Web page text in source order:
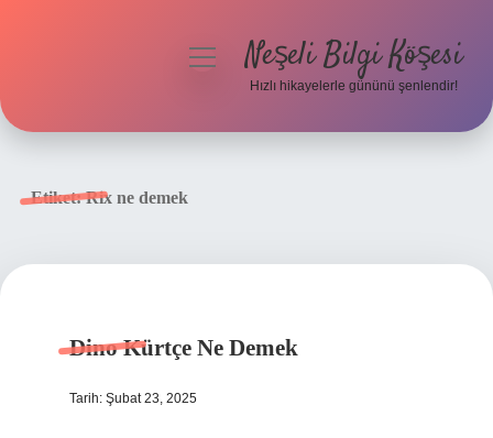
menüyüNeşeli Bilgi Köşesi
Hızlı hikayelerle gününü şenlendir!
Etiket:Rix ne demek
Dino Kürtçe Ne Demek
Tarih: Şubat 23, 2025